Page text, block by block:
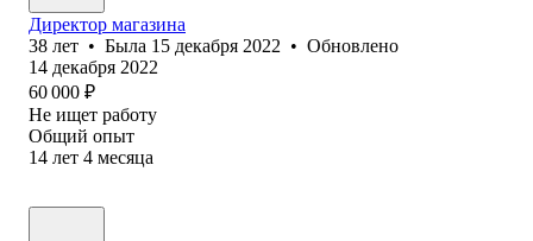
Директор магазина
38 лет • Была 15 декабря 2022 • Обновлено
14 декабря 2022
60 000 ₽
Не ищет работу
Общий опыт
14 лет 4 месяца